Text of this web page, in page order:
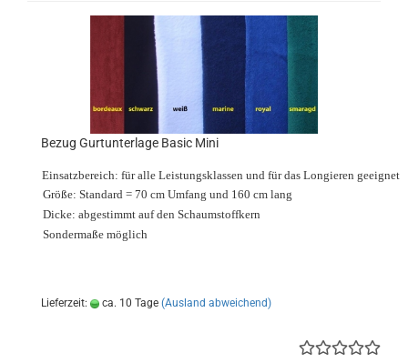
Bezug Gurtunterlage Basic Mini
Einsatzbereich: für alle Leistungsklassen und für das Longieren geeignet
Größe: Standard = 70 cm Umfang und 160 cm lang
Dicke: abgestimmt auf den Schaumstoffkern
Sondermaße möglich
Lieferzeit: ca. 10 Tage (Ausland abweichend)